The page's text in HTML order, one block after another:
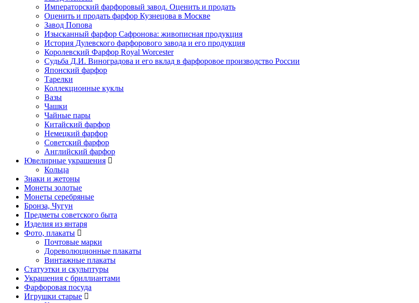
Императорский фарфоровый завод. Оценить и продать
Оценить и продать фарфор Кузнецова в Москве
Завод Попова
Изысканный фарфор Сафронова: живописная продукция
История Дулевского фарфорового завода и его продукция
Королевский Фарфор Royal Worcester
Судьба Д.И. Виноградова и его вклад в фарфоровое производство России
Японский фарфор
Тарелки
Коллекционные куклы
Вазы
Чашки
Чайные пары
Китайский фарфор
Немецкий фарфор
Советский фарфор
Английский фарфор
Ювелирные украшения
Кольца
Знаки и жетоны
Монеты золотые
Монеты серебряные
Бронза, Чугун
Предметы советского быта
Изделия из янтаря
Фото, плакаты
Почтовые марки
Дореволюционные плакаты
Винтажные плакаты
Статуэтки и скульптуры
Украшения с бриллиантами
Фарфоровая посуда
Игрушки старые